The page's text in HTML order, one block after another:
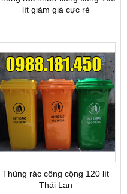
lít giảm giá cực rẻ
Thùng rác công cộng 120 lít
Thái Lan